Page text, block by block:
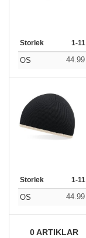
Storlek 1-11
OS 44.99
Storlek 1-11
OS 44.99
0ARTIKLAR